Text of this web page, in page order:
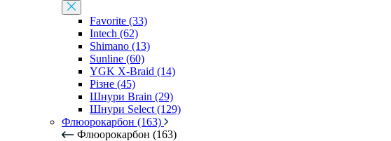
Favorite (33)
Intech (62)
Shimano (13)
Sunline (60)
YGK X-Braid (14)
Різне (45)
Шнури Brain (29)
Шнури Select (129)
Флюорокарбон (163)
Флюорокарбон (163)